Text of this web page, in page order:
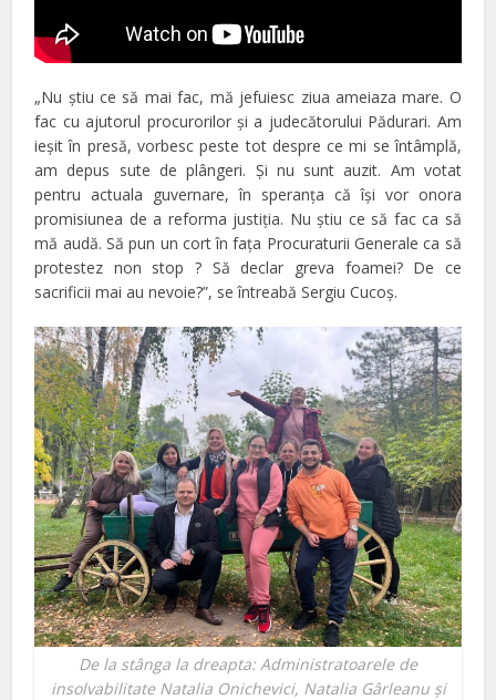
„Nu ştiu ce să mai fac, mă jefuiesc ziua ameiaza mare. O
fac cu ajutorul procurorilor şi a judecătorului Pădurari. Am
ieşit în presă, vorbesc peste tot despre ce mi se întâmplă,
am depus sute de plângeri. Şi nu sunt auzit. Am votat
pentru actuala guvernare, în speranţa că îşi vor onora
promisiunea de a reforma justiţia. Nu ştiu ce să fac ca să
mă audă. Să pun un cort în faţa Procuraturii Generale ca să
protestez non stop ? Să declar greva foamei? De ce
sacrificii mai au nevoie?”, se întreabă Sergiu Cucoş.
De la stânga la dreapta: Administratoarele de
insolvabilitate Natalia Onichevici, Natalia Gârleanu şi